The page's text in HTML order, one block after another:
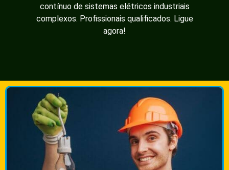
contínuo de sistemas elétricos industriais
complexos. Profissionais qualificados. Ligue
agora!